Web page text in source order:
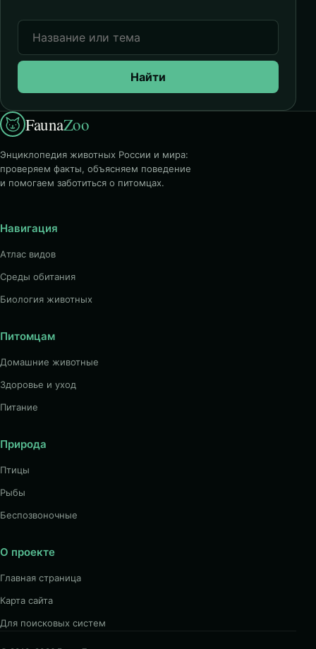
Найти
FaunaZoo
Энциклопедия животных России и мира:
проверяем факты, объясняем поведение
и помогаем заботиться о питомцах.
Навигация
Атлас видов
Среды обитания
Биология животных
Питомцам
Домашние животные
Здоровье и уход
Питание
Природа
Птицы
Рыбы
Беспозвоночные
О проекте
Главная страница
Карта сайта
Для поисковых систем